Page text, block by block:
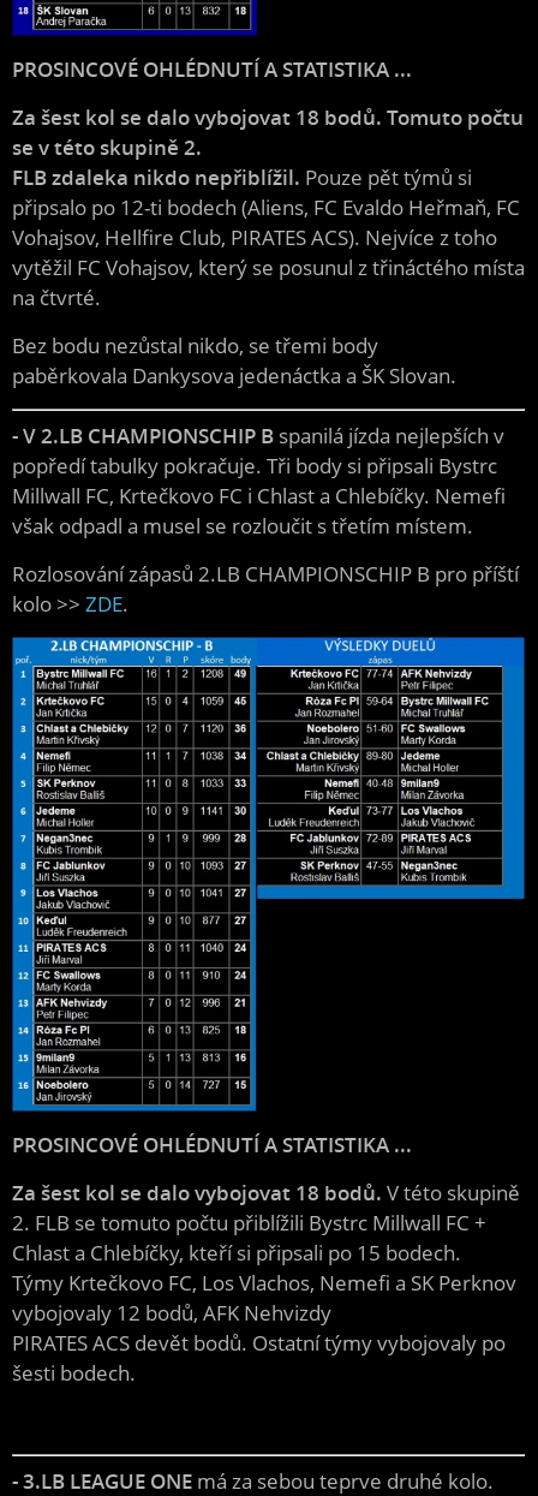
PROSINCOVÉ OHLÉDNUTÍ A STATISTIKA ...
Za šest kol se dalo vybojovat 18 bodů. Tomuto počtu
se v této skupině 2.
FLB zdaleka nikdo nepřiblížil. Pouze pět týmů si
připsalo po 12-ti bodech (Aliens, FC Evaldo Heřmaň, FC
Vohajsov, Hellfire Club, PIRATES ACS). Nejvíce z toho
vytěžil FC Vohajsov, který se posunul z třináctého místa
na čtvrté.
Bez bodu nezůstal nikdo, se třemi body
paběrkovala Dankysova jedenáctka a ŠK Slovan.
- V 2.LB CHAMPIONSCHIP B spanilá jízda nejlepších v
popředí tabulky pokračuje. Tři body si připsali Bystrc
Millwall FC, Krtečkovo FC i Chlast a Chlebíčky. Nemefi
však odpadl a musel se rozloučit s třetím místem.
Rozlosování zápasů 2.LB CHAMPIONSCHIP B pro příští
kolo >> ZDE.
PROSINCOVÉ OHLÉDNUTÍ A STATISTIKA ...
Za šest kol se dalo vybojovat 18 bodů. V této skupině
2. FLB se tomuto počtu přiblížili Bystrc Millwall FC +
Chlast a Chlebíčky, kteří si připsali po 15 bodech.
Týmy Krtečkovo FC, Los Vlachos, Nemefi a SK Perknov
vybojovaly 12 bodů, AFK Nehvizdy
PIRATES ACS devět bodů. Ostatní týmy vybojovaly po
šesti bodech.
- 3.LB LEAGUE ONE má za sebou teprve druhé kolo.​